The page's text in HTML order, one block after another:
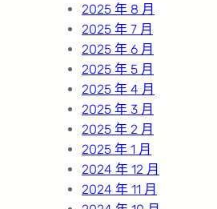
2025 年 8 月
2025 年 7 月
2025 年 6 月
2025 年 5 月
2025 年 4 月
2025 年 3 月
2025 年 2 月
2025 年 1 月
2024 年 12 月
2024 年 11 月